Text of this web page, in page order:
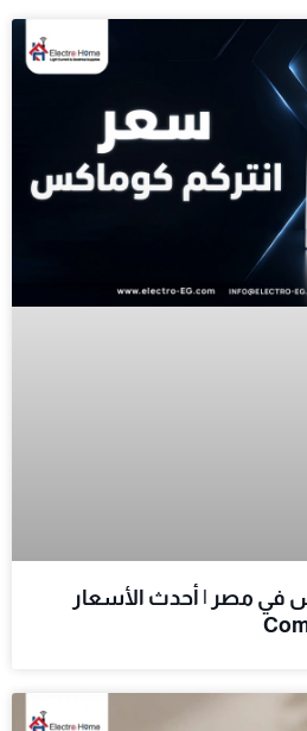
في مصر | أحدث الأسعار